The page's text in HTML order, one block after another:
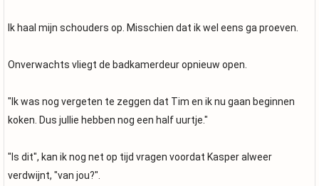
Ik haal mijn schouders op. Misschien dat ik wel eens ga proeven.
Onverwachts vliegt de badkamerdeur opnieuw open.
"Ik was nog vergeten te zeggen dat Tim en ik nu gaan beginnen
koken. Dus jullie hebben nog een half uurtje."
"Is dit", kan ik nog net op tijd vragen voordat Kasper alweer
verdwijnt, "van jou?".